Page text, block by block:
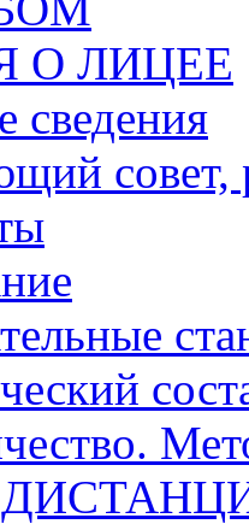
О ЛИЦЕЕ
сведения
совет,